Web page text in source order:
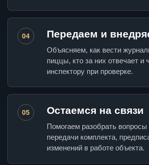
04 Передаем и
Объясняем, как вести
пиццы, кто за них отвечает и
инспектору при проверке.
05 Остаемся на связи
Помогаем разобрать вопросы
передачи комплекта,
изменений в работе объекта.